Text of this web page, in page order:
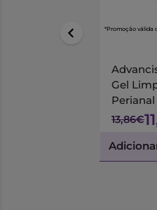
*Promoção válida
Gel
Perianal
13,86€